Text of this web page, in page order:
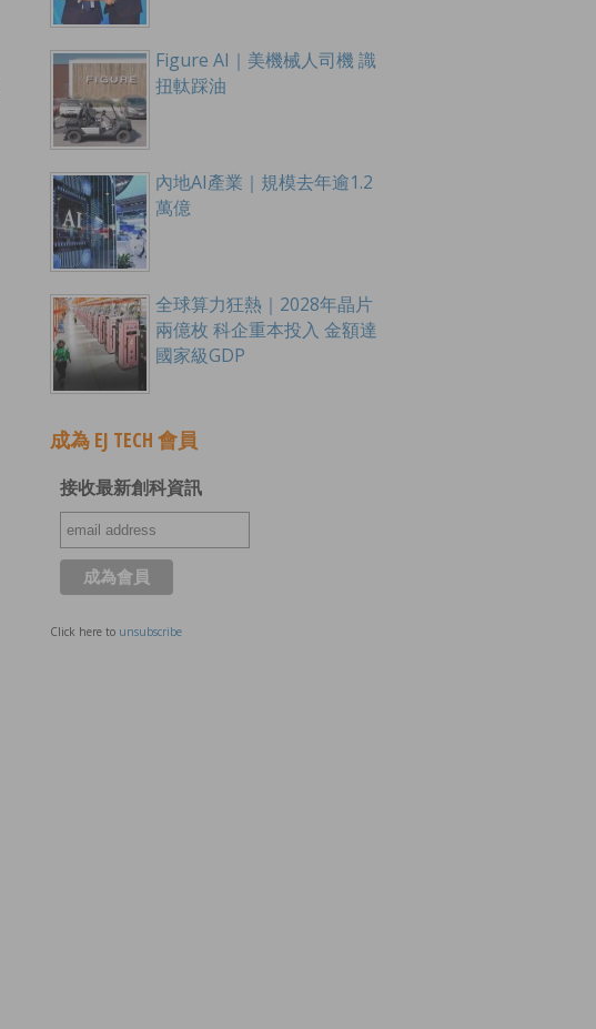
Figure AI｜美機械人司機 識
扭軚踩油
內地AI產業｜規模去年逾1.2
萬億
全球算力狂熱｜2028年晶片
兩億枚 科企重本投入 金額達
國家級GDP
成為 EJ TECH 會員
接收最新創科資訊
Click here to unsubscribe